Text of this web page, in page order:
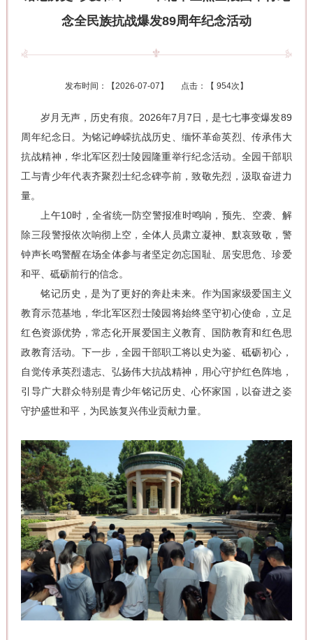
念全民族抗战爆发89周年纪念活动
发布时间：【2026-07-07】 点击：【 954次】
岁月无声，历史有痕。2026年7月7日，是七七事变爆发89
周年纪念日。为铭记峥嵘抗战历史、缅怀革命英烈、传承伟大
抗战精神，华北军区烈士陵园隆重举行纪念活动。全园干部职
工与青少年代表齐聚烈士纪念碑亭前，致敬先烈，汲取奋进力
量。
上午10时，全省统一防空警报准时鸣响，预先、空袭、解
除三段警报依次响彻上空，全体人员肃立凝神、默哀致敬，警
钟声长鸣警醒在场全体参与者坚定勿忘国耻、居安思危、珍爱
和平、砥砺前行的信念。
铭记历史，是为了更好的奔赴未来。作为国家级爱国主义
教育示范基地，华北军区烈士陵园将始终坚守初心使命，立足
红色资源优势，常态化开展爱国主义教育、国防教育和红色思
政教育活动。下一步，全园干部职工将以史为鉴、砥砺初心，
自觉传承英烈遗志、弘扬伟大抗战精神，用心守护红色阵地，
引导广大群众特别是青少年铭记历史、心怀家国，以奋进之姿
守护盛世和平，为民族复兴伟业贡献力量。